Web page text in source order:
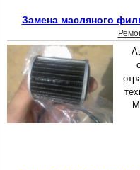
Замена масляного